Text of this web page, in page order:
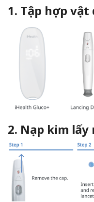
1. Tập hợp vật
2. Nạp kim lấy